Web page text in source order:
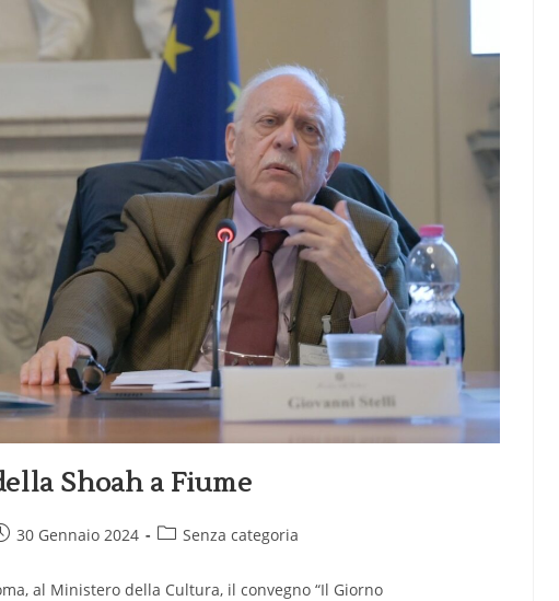
Shoah a Fiume
30 Gennaio 2024 Senza categoria
al Ministero della Cultura, il convegno “Il Giorno